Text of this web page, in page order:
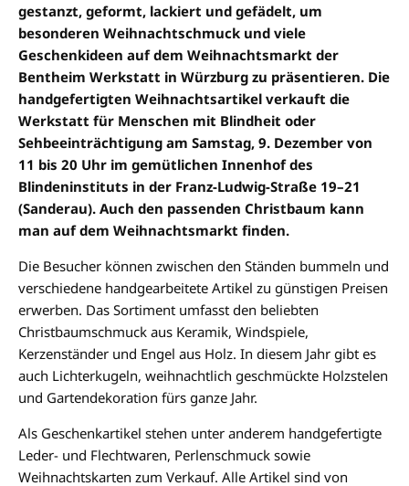
gestanzt, geformt, lackiert und gefädelt, um
besonderen Weihnachtschmuck und viele
Geschenkideen auf dem Weihnachtsmarkt der
Bentheim Werkstatt in Würzburg zu präsentieren. Die
handgefertigten Weihnachtsartikel verkauft die
Werkstatt für Menschen mit Blindheit oder
Sehbeeinträchtigung am Samstag, 9. Dezember von
11 bis 20 Uhr im gemütlichen Innenhof des
Blindeninstituts in der Franz-Ludwig-Straße 19–21
(Sanderau). Auch den passenden Christbaum kann
man auf dem Weihnachtsmarkt finden.
Die Besucher können zwischen den Ständen bummeln und
verschiedene handgearbeitete Artikel zu günstigen Preisen
erwerben. Das Sortiment umfasst den beliebten
Christbaumschmuck aus Keramik, Windspiele,
Kerzenständer und Engel aus Holz. In diesem Jahr gibt es
auch Lichterkugeln, weihnachtlich geschmückte Holzstelen
und Gartendekoration fürs ganze Jahr.
Als Geschenkartikel stehen unter anderem handgefertigte
Leder- und Flechtwaren, Perlenschmuck sowie
Weihnachtskarten zum Verkauf. Alle Artikel sind von